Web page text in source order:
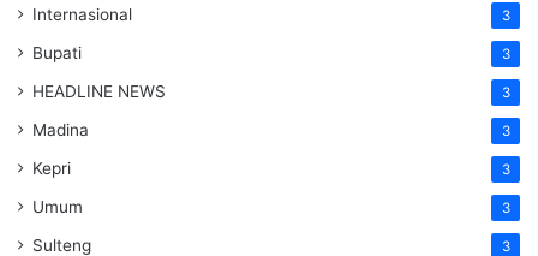
Internasional 3
Bupati 3
HEADLINE NEWS 3
Madina 3
Kepri 3
Umum 3
Sulteng 3